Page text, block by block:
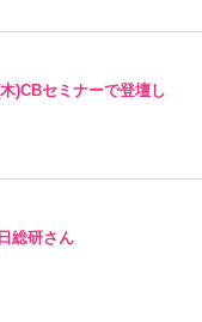
)CBセミナーで登壇し
総研さん